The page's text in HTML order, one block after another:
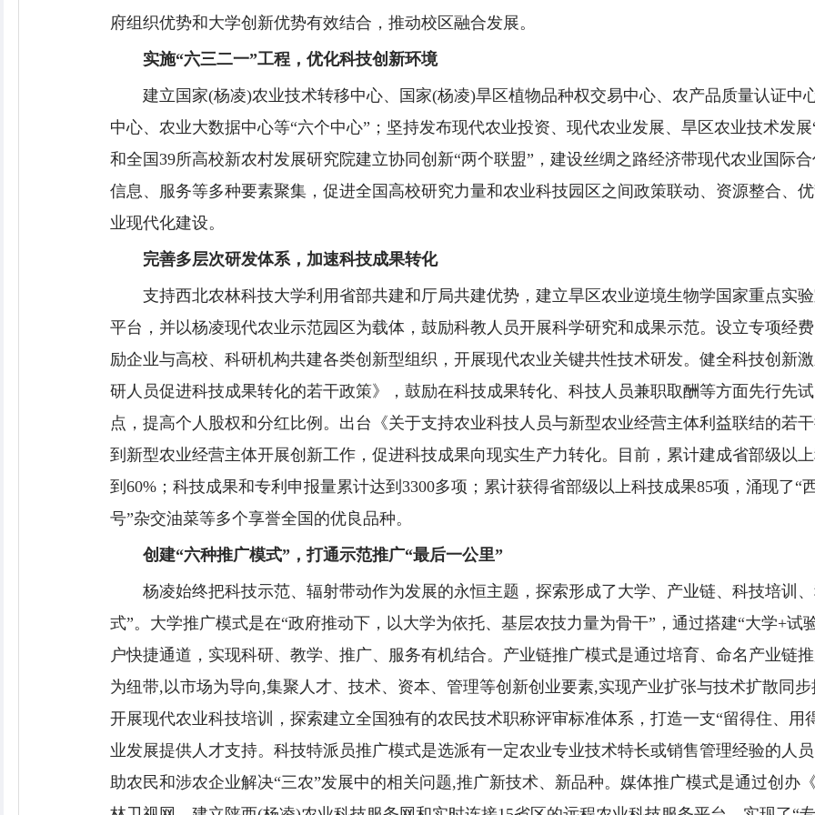
府组织优势和大学创新优势有效结合，推动校区融合发展。
实施“六三二一”工程，优化科技创新环境
建立国家(杨凌)农业技术转移中心、国家(杨凌)旱区植物品种权交易中心、农产品质量认证中
中心、农业大数据中心等“六个中心”；坚持发布现代农业投资、现代农业发展、旱区农业技术发
和全国39所高校新农村发展研究院建立协同创新“两个联盟”，建设丝绸之路经济带现代农业国际
信息、服务等多种要素聚集，促进全国高校研究力量和农业科技园区之间政策联动、资源整合、
业现代化建设。
完善多层次研发体系，加速科技成果转化
支持西北农林科技大学利用省部共建和厅局共建优势，建立旱区农业逆境生物学国家重点实
平台，并以杨凌现代农业示范园区为载体，鼓励科教人员开展科学研究和成果示范。设立专项经
励企业与高校、科研机构共建各类创新型组织，开展现代农业关键共性技术研发。健全科技创新
研人员促进科技成果转化的若干政策》，鼓励在科技成果转化、科技人员兼职取酬等方面先行先
点，提高个人股权和分红比例。出台《关于支持农业科技人员与新型农业经营主体利益联结的若
到新型农业经营主体开展创新工作，促进科技成果向现实生产力转化。目前，累计建成省部级以
到60%；科技成果和专利申报量累计达到3300多项；累计获得省部级以上科技成果85项，涌现了“
号”杂交油菜等多个享誉全国的优良品种。
创建“六种推广模式”，打通示范推广“最后一公里”
杨凌始终把科技示范、辐射带动作为发展的永恒主题，探索形成了大学、产业链、科技培训
式”。大学推广模式是在“政府推动下，以大学为依托、基层农技力量为骨干”，通过搭建“大学+试
户快捷通道，实现科研、教学、推广、服务有机结合。产业链推广模式是通过培育、命名产业链
为纽带,以市场为导向,集聚人才、技术、资本、管理等创新创业要素,实现产业扩张与技术扩散同
开展现代农业科技培训，探索建立全国独有的农民技术职称评审标准体系，打造一支“留得住、用
业发展提供人才支持。科技特派员推广模式是选派有一定农业专业技术特长或销售管理经验的人
助农民和涉农企业解决“三农”发展中的相关问题,推广新技术、新品种。媒体推广模式是通过创办